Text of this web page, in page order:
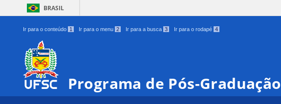
BRASIL
Ir para o conteúdo 1 Ir para o menu 2 Ir para a busca 3 Ir para o rodapé 4
Programa de Pós-